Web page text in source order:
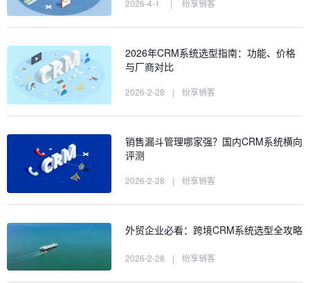
2026-4-1 | 纷享销客
2026年CRM系统选型指南：功能、价格
与厂商对比
2026-2-28 | 纷享销客
销售漏斗管理哪家强？国内CRM系统横向
评测
2026-2-28 | 纷享销客
外贸企业必看：跨境CRM系统选型全攻略
2026-2-28 | 纷享销客